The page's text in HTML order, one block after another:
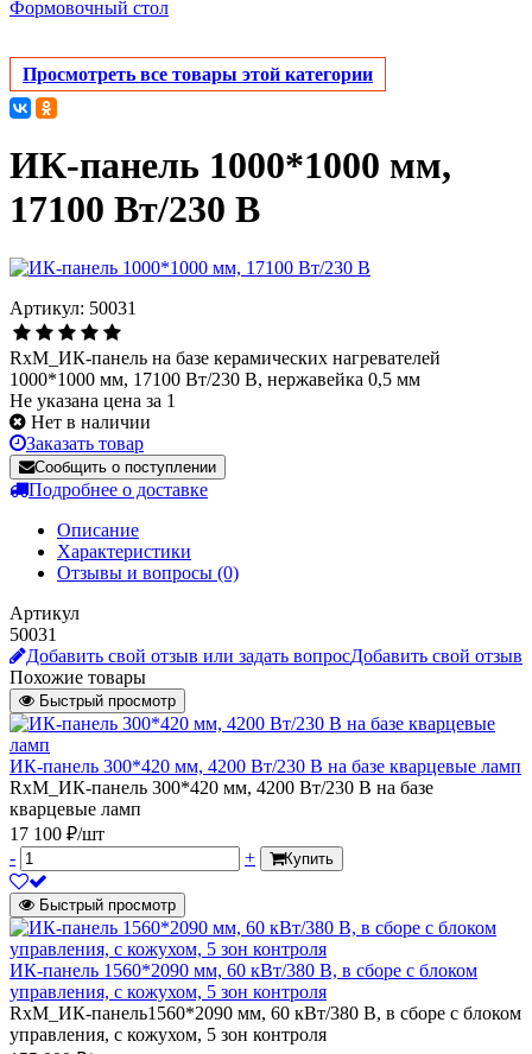
Формовочный стол
Просмотреть все товары этой категории
ИК-панель 1000*1000 мм,
17100 Вт/230 В
Артикул: 50031
RxM_ИК-панель на базе керамических нагревателей
1000*1000 мм, 17100 Вт/230 В, нержавейка 0,5 мм
Не указана цена за 1
Нет в наличии
Заказать товар
Сообщить о поступлении
Подробнее о доставке
Описание
Характеристики
Отзывы и вопросы (0)
Артикул
50031
Добавить свой отзыв или задать вопросДобавить свой отзыв
Похожие товары
Быстрый просмотр
ИК-панель 300*420 мм, 4200 Вт/230 В на базе кварцевые ламп
RxM_ИК-панель 300*420 мм, 4200 Вт/230 В на базе
кварцевые ламп
17 100 ₽/шт
-
+ Купить
Быстрый просмотр
ИК-панель 1560*2090 мм, 60 кВт/380 В, в сборе с блоком
управления, с кожухом, 5 зон контроля
RxM_ИК-панель1560*2090 мм, 60 кВт/380 В, в сборе с блоком
управления, с кожухом, 5 зон контроля